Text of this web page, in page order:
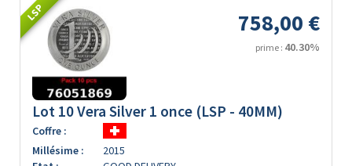
LSP 758,00 €
prime : 40.30%
Lot 10 Vera Silver 1 once (LSP - 40MM)
Coffre :
Millésime :
2015